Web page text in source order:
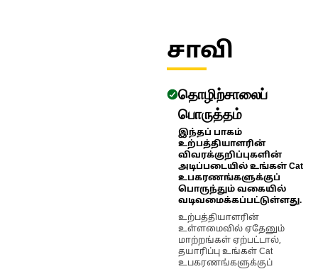
சாவி
தொழிற்சாலைப்
பொருத்தம்
இந்தப் பாகம்
உற்பத்தியாளரின்
விவரக்குறிப்புகளின்
அடிப்படையில் உங்கள் Cat
உபகரணங்களுக்குப்
பொருந்தும் வகையில்
வடிவமைக்கப்பட்டுள்ளது.
உற்பத்தியாளரின்
உள்ளமைவில் ஏதேனும்
மாற்றங்கள் ஏற்பட்டால்,
தயாரிப்பு உங்கள் Cat
உபகரணங்களுக்குப்